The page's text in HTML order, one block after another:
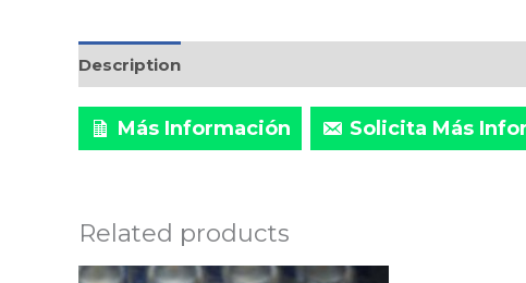
Description
Más Información Solicita Más
Related products